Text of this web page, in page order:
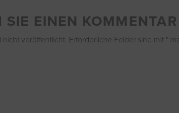
SIE EINEN KOMMENTAR
nicht veröffentlicht. Erforderliche Felder sind mit *